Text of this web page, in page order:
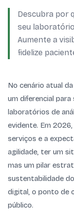
Descubra por
seu
Aumente a
fidelize
No cenário atual
um diferencial
laboratórios de
evidente. Em
serviços e a
agilidade, ter um
mas um pilar
sustentabilidade
digital, o ponto de
público.